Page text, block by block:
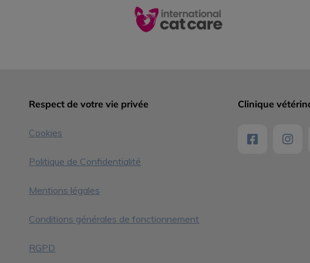
Respect de votre vie privée
Cookies
Politique de Confidentialité
Mentions légales
Conditions générales de fonctionnement
RGPD
Clinique